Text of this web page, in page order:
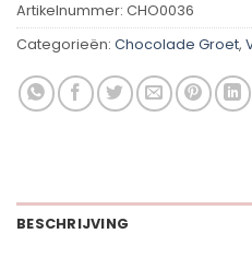
Artikelnummer: CHO0036
Categorieën: Chocolade Groet,
BESCHRIJVING